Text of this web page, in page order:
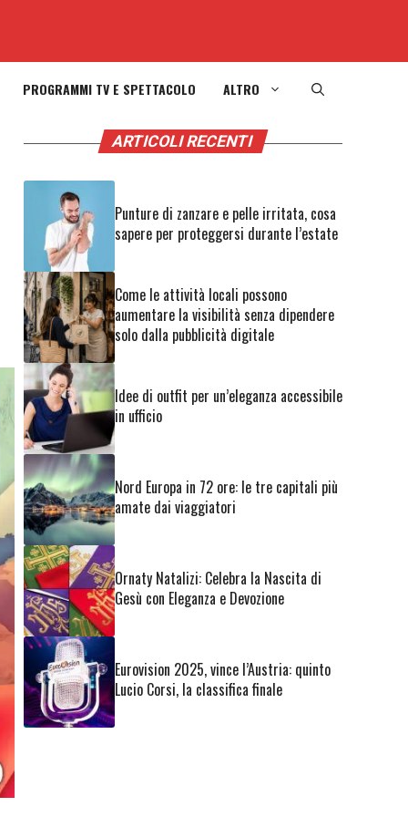
PROGRAMMI TV E SPETTACOLO ALTRO
ARTICOLI RECENTI
Punture di zanzare e pelle irritata, cosa
sapere per proteggersi durante l’estate
Come le attività locali possono
aumentare la visibilità senza dipendere
solo dalla pubblicità digitale
Idee di outfit per un’eleganza accessibile
in ufficio
Nord Europa in 72 ore: le tre capitali più
amate dai viaggiatori
Ornaty Natalizi: Celebra la Nascita di
Gesù con Eleganza e Devozione
Eurovision 2025, vince l’Austria: quinto
Lucio Corsi, la classifica finale